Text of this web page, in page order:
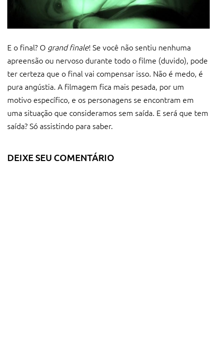
E o final? O grand finale! Se você não sentiu nenhuma
apreensão ou nervoso durante todo o filme (duvido), pode
ter certeza que o final vai compensar isso. Não é medo, é
pura angústia. A filmagem fica mais pesada, por um
motivo específico, e os personagens se encontram em
uma situação que consideramos sem saída. E será que tem
saída? Só assistindo para saber.
DEIXE SEU COMENTÁRIO